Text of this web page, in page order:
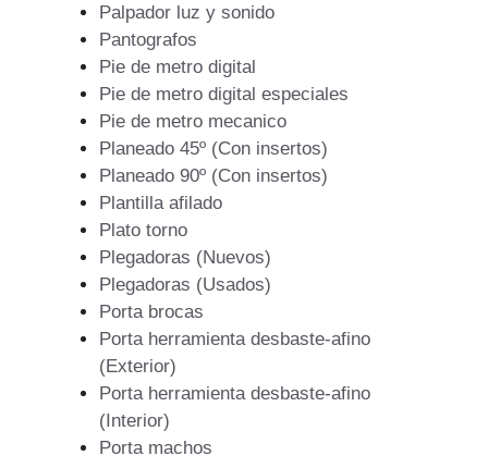
Palpador luz y sonido
Pantografos
Pie de metro digital
Pie de metro digital especiales
Pie de metro mecanico
Planeado 45º (Con insertos)
Planeado 90º (Con insertos)
Plantilla afilado
Plato torno
Plegadoras (Nuevos)
Plegadoras (Usados)
Porta brocas
Porta herramienta desbaste-afino
(Exterior)
Porta herramienta desbaste-afino
(Interior)
Porta machos